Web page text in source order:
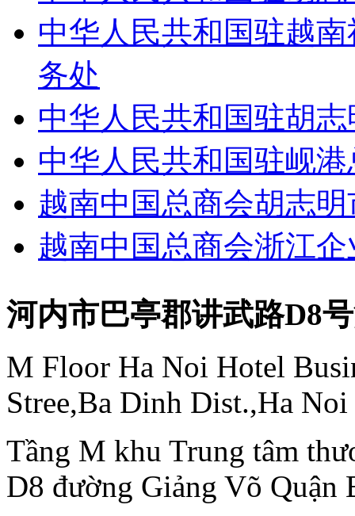
中华人民共和国驻越
务处
中华人民共和国驻胡
中华人民共和国驻岘
越南中国总商会胡志
越南中国总商会浙江
河内市巴亭郡讲武路D8
M Floor Ha Noi Hotel
Stree,Ba Dinh Dist.,Ha Noi
Tầng M khu Trung tâm
D8 đường Giảng Võ Quận